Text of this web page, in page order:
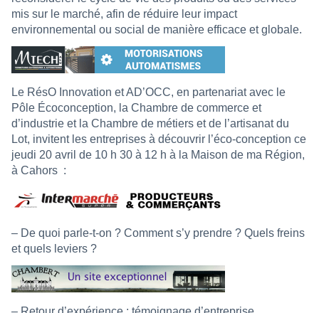
mis sur le marché, afin de réduire leur impact
environnemental ou social de manière efficace et globale.
Le RésO Innovation et AD’OCC, en partenariat avec le
Pôle Écoconception, la Chambre de commerce et
d’industrie et la Chambre de métiers et de l’artisanat du
Lot, invitent les entreprises à découvrir l’éco-conception ce
jeudi 20 avril de 10 h 30 à 12 h à la Maison de ma Région,
à Cahors :
– De quoi parle-t-on ? Comment s’y prendre ? Quels freins
et quels leviers ?